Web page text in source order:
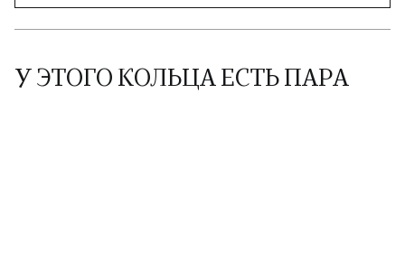
У ЭТОГО КОЛЬЦА ЕСТЬ ПАРА